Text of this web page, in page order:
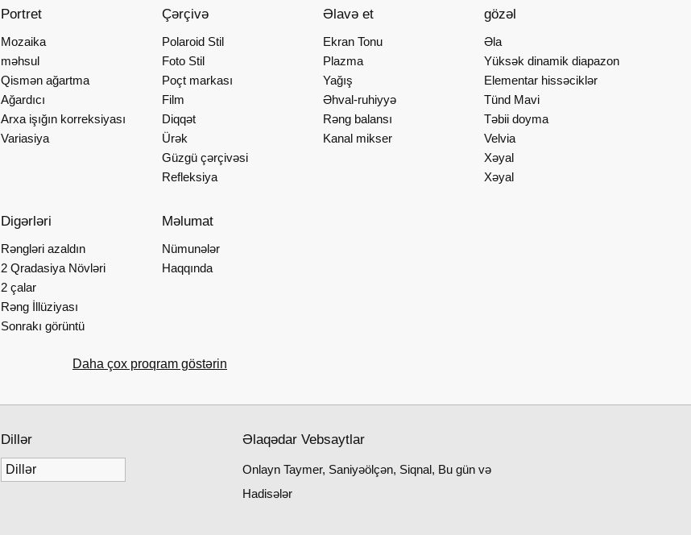
Portret
Mozaika
məhsul
Qismən ağartma
Ağardıcı
Arxa işığın korreksiyası
Variasiya
Çərçivə
Polaroid Stil
Foto Stil
Poçt markası
Film
Diqqət
Ürək
Güzgü çərçivəsi
Refleksiya
Əlavə et
Ekran Tonu
Plazma
Yağış
Əhval-ruhiyyə
Rəng balansı
Kanal mikser
gözəl
Əla
Yüksək dinamik diapazon
Elementar hissəciklər
Tünd Mavi
Təbii doyma
Velvia
Xəyal
Xəyal
Digərləri
Rəngləri azaldın
2 Qradasiya Növləri
2 çalar
Rəng İllüziyası
Sonrakı görüntü
Məlumat
Nümunələr
Haqqında
Daha çox proqram göstərin
Dillər Əlaqədar Vebsaytlar
Onlayn Taymer, Saniyəölçən, Siqnal, Bu gün və
Hadisələr